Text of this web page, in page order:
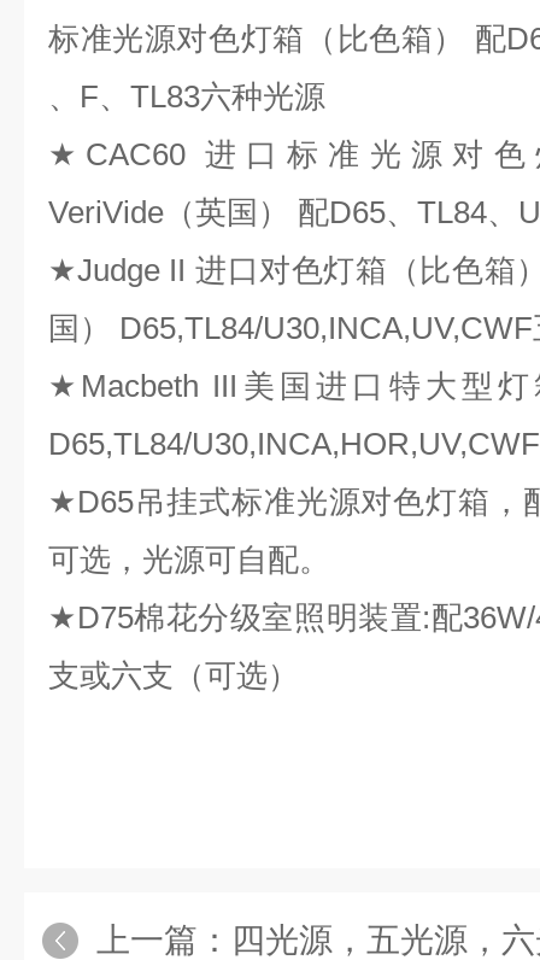
标准光源对色灯箱（比色箱） 配
、F、TL83六种光源
★CAC60 进口标准光源对
VeriVide（英国） 配D65、TL84、
★Judge II 进口对色灯箱（比色箱
国） D65,TL84/
★Macbeth III美国进口特大型灯
D65,TL84/
★D65吊挂式标准光源对色灯箱，
可选，光源可自配。
★D75棉花分级室照明装置:配
支或六支（可选）
上一篇： 四光源，五光源，六